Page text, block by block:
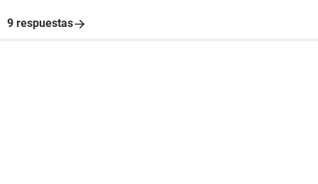
9 respuestas